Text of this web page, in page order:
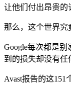
让他们付出昂贵的
那么，这个世界究
Google每次都是
到的损失却没有任
Avast报告的这151